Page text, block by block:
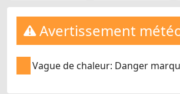
Avertissement
Vague de chaleur: Danger